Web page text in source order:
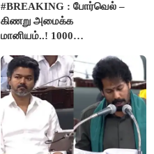
#BREAKING : போர்வெல் –
கிணறு அமைக்க
மானியம்..! 1000
பம்புசெட் வழங்கப்படும்..!